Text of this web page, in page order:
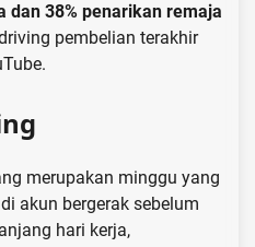
dan 38% penarikan remaja
pembelian terakhir
merupakan minggu yang
akun bergerak sebelum
hari kerja,